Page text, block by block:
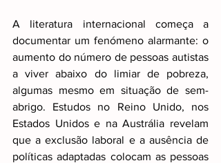
A literatura internacional começa a
documentar um fenómeno alarmante: o
aumento do número de pessoas autistas
a viver abaixo do limiar de pobreza,
algumas mesmo em situação de sem-
abrigo. Estudos no Reino Unido, nos
Estados Unidos e na Austrália revelam
que a exclusão laboral e a ausência de
políticas adaptadas colocam as pessoas